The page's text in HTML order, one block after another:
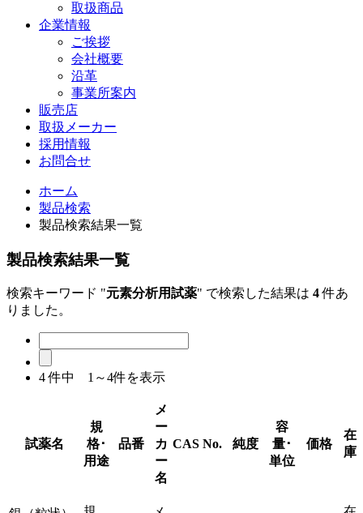
取扱商品
企業情報
ご挨拶
会社概要
沿革
事業所案内
販売店
取扱メーカー
採用情報
お問合せ
ホーム
製品検索
製品検索結果一覧
製品検索結果一覧
検索キーワード "元素分析用試薬" で検索した結果は 4件あ
りました。
4件中 1～4件を表示
試薬名
規
格･
用途
品番
メ
ー
カ
ー
名
CAS No. 純度
容
量･
単位
価格
在
庫